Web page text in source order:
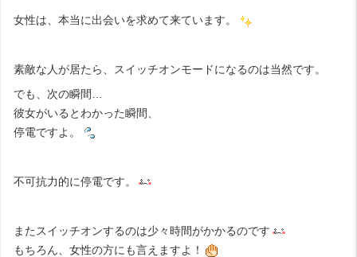
女性は、本当に出会いを求めて来ています。
素敵な人が居たら、スイッチオンモードになるのは当然です。
でも、次の瞬間…
彼女がいるとわかった瞬間、
停電ですよ。
不可抗力的に停電です。
またスイッチオンするのは少々時間がかかるのです
もちろん、女性の方にも言えますよ！